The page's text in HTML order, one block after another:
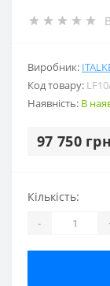
Виробник:
Код товару:
Наявність: В
97 750
Кількість:
-